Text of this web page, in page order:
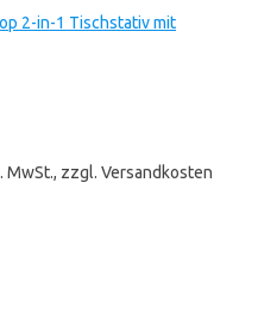
2-in-1 Tischstativ mit
MwSt., zzgl. Versandkosten